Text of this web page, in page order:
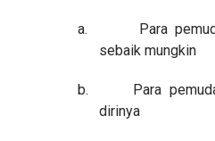
a.
Para
sebaik mungkin
b.
Para
dirinya